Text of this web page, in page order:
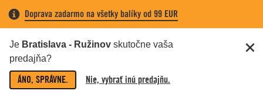
Doprava zadarmo na všetky balíky od 99 EUR
Je Bratislava - Ružinov skutočne vaša
predajňa?
ÁNO, SPRÁVNE. Nie, vybrať inú predajňu.